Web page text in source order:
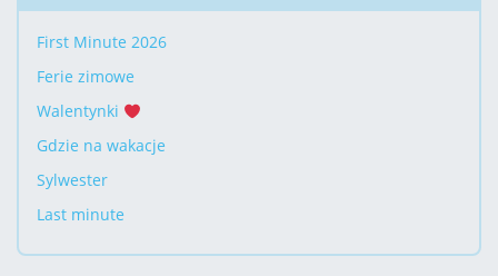
First Minute 2026
Ferie zimowe
Walentynki
Gdzie na wakacje
Sylwester
Last minute